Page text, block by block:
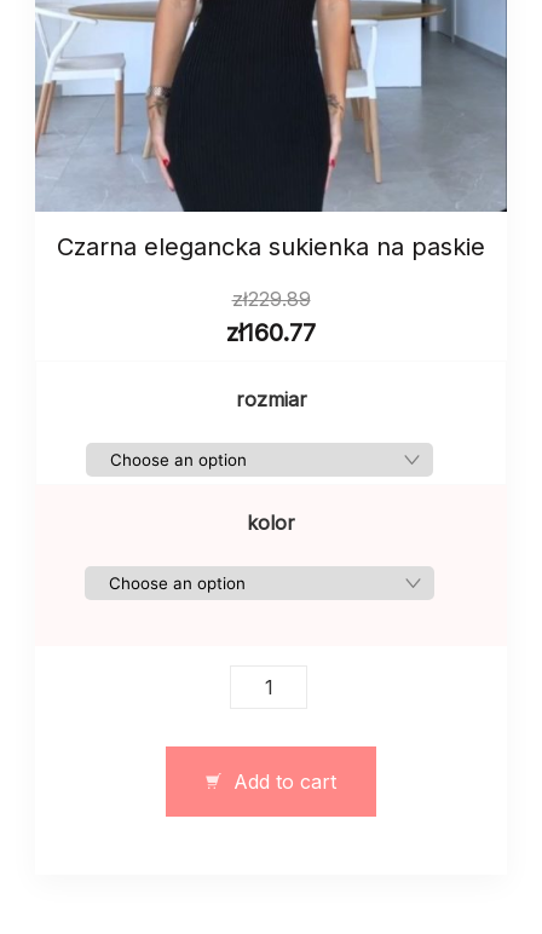
Czarna elegancka sukienka na paskie
zł229.89
zł160.77
rozmiar
kolor
Czarna
paskie
quantity
Add to cart